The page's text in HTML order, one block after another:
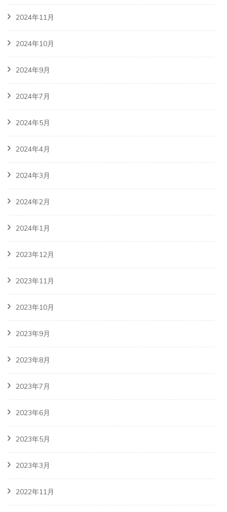
2024年11月
2024年10月
2024年9月
2024年7月
2024年5月
2024年4月
2024年3月
2024年2月
2024年1月
2023年12月
2023年11月
2023年10月
2023年9月
2023年8月
2023年7月
2023年6月
2023年5月
2023年3月
2022年11月